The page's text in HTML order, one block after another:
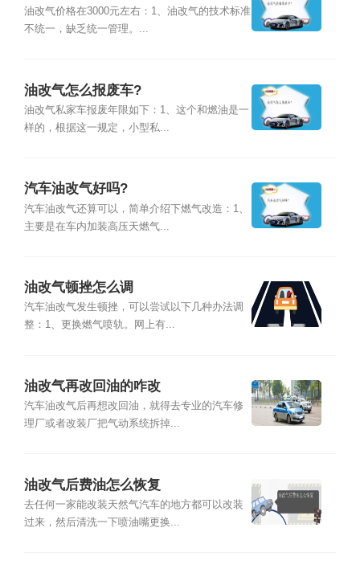
油改气价格在3000元左右：1、油改气的技术标准
不统一，缺乏统一管理。...
油改气怎么报废车?
油改气私家车报废年限如下：1、这个和燃油是一
样的，根据这一规定，小型私...
汽车油改气好吗?
汽车油改气还算可以，简单介绍下燃气改造：1、
主要是在车内加装高压天燃气...
油改气顿挫怎么调
汽车油改气发生顿挫，可以尝试以下几种办法调
整：1、更换燃气喷轨。网上有...
油改气再改回油的咋改
汽车油改气后再想改回油，就得去专业的汽车修
理厂或者改装厂把气动系统拆掉...
油改气后费油怎么恢复
去任何一家能改装天然气汽车的地方都可以改装
过来，然后清洗一下喷油嘴更换...